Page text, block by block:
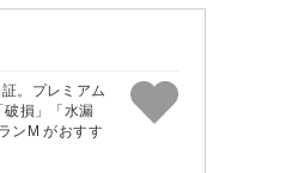
。プレミアム
損」「水漏
ンM がおすす